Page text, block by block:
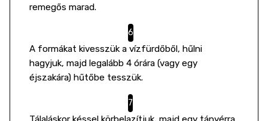
remegős marad.
A formákat kivesszük a vízfürdőből, hűlni
hagyjuk, majd legalább 4 órára (vagy egy
éjszakára) hűtőbe tesszük.